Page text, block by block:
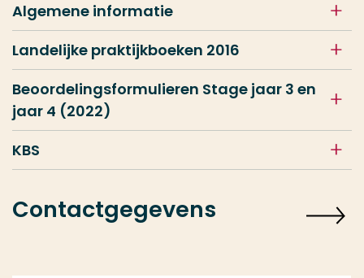
Algemene informatie
Landelijke praktijkboeken 2016
Beoordelingsformulieren Stage jaar 3 en
jaar 4 (2022)
KBS
Contactgegevens